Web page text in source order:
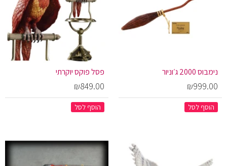
נימבוס 2000 ג׳וניור
₪999.00
הוסף לסל
פסל פוקס יוקרתי
₪849.00
הוסף לסל